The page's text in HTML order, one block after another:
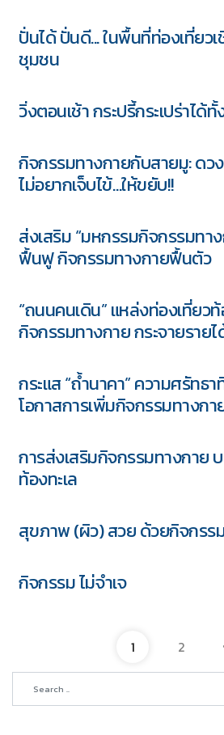
Download
ปั่นได้ ปั่นดี... ในพื้นที่ท่องเที่ย
ชุมชน
วิ่งตอนเช้า กระปรี้กระเปร่าได้ทั้
กิจกรรมทางกายกับสายมู: ด
ไม่อยากเจ็บไข้…ให้ขยับ!!
ส่งเสริม “มหกรรมกิจกรรมทา
ฟื้นฟู กิจกรรมทางกายฟื้นตัว
“ถนนคนเดิน” แหล่งท่องเที่ยว
กิจกรรมทางกาย กระจายราย
กระแส “ถ้ำนาคา” ความศรัทธ
โอกาสการเพิ่มกิจกรรมทางกา
การส่งเสริมกิจกรรมทางกาย
ท้องทะเล
สุขภาพ (ผิว) สวย ด้วยกิจกรร
กิจกรรม ไม่จำเจ
1 2